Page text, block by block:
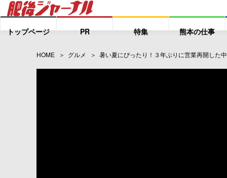
トップページ PR 特集 熊本の仕事
HOME グルメ 暑い夏にぴったり！３年ぶりに営業再開した